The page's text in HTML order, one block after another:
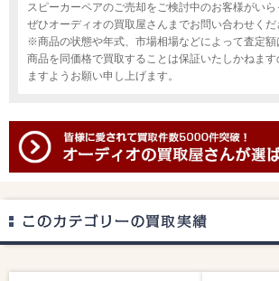
スピーカーペアのご売却をご検討中のお客様がいら
ぜひオーディオの買取屋さんまでお問い合わせくだ
※商品の状態や年式、市場相場などによって査定額
商品を同価格で買取することは保証いたしかねま
ますようお願い申し上げます。